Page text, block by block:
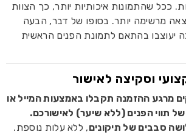
ככל שהתמונות איכותיות יותר, כך הצוות
מרשימה יותר. בסופו של דבר, הבעה
יעוצבו בהתאם לתמונת הפנים הראשית
וסקיצה לאישור
עסקים מרגע ההזמנה תקבלו באמצעות המייל או
תווי הפנים (ללא שיער) לאישורכם.
סבבים של תיקונים, ללא עלות נוספת.